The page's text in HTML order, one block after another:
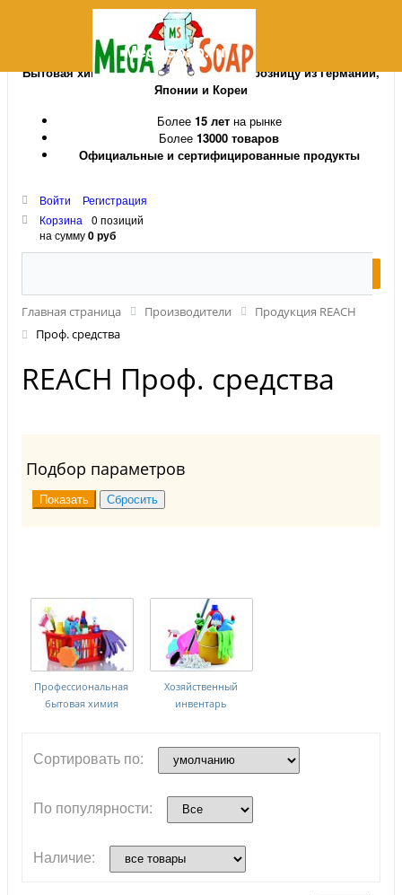
MegaSoap.ru
Бытовая химия и косметика оптом и в розницу из Германии,
Японии и Кореи
Более 15 летна рынке
Более 13000 товаров
Официальные и сертифицированные продукты
Войти
Регистрация
Корзина
0 позиций
на сумму0 руб
Главная страница Производители
Продукция REACH
Проф. средства
REACH Проф. средства
Подбор параметров
Профессиональная
бытовая химия
Хозяйственный
инвентарь
Сортировать по:
По популярности:
Наличие: